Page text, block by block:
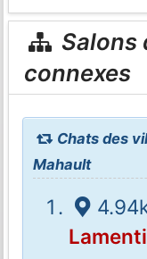
Salons
connexes
Chats des
Mahault